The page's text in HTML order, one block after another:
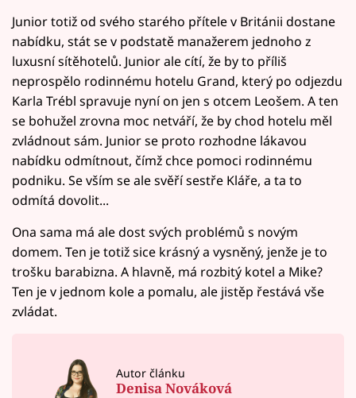
Junior totiž od svého starého přítele v Británii dostane
nabídku, stát se v podstatě manažerem jednoho z
luxusní sítěhotelů. Junior ale cítí, že by to příliš
neprospělo rodinnému hotelu Grand, který po odjezdu
Karla Trébl spravuje nyní on jen s otcem Leošem. A ten
se bohužel zrovna moc netváří, že by chod hotelu měl
zvládnout sám. Junior se proto rozhodne lákavou
nabídku odmítnout, čímž chce pomoci rodinnému
podniku. Se vším se ale svěří sestře Kláře, a ta to
odmítá dovolit...
Ona sama má ale dost svých problémů s novým
domem. Ten je totiž sice krásný a vysněný, jenže je to
trošku barabizna. A hlavně, má rozbitý kotel a Mike?
Ten je v jednom kole a pomalu, ale jistěp řestává vše
zvládat.
Autor článku
Denisa Nováková